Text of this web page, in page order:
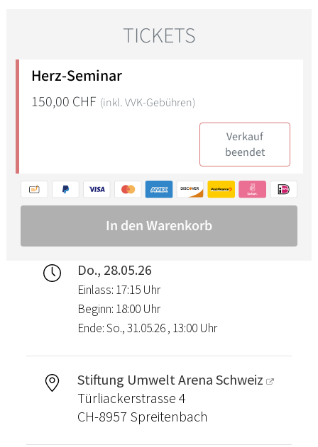
Do., 28.05.26
Einlass: 17:15 Uhr
Beginn: 18:00 Uhr
Ende: So., 31.05.26 , 13:00 Uhr
Stiftung Umwelt Arena Schweiz
Türliackerstrasse 4
CH-8957 Spreitenbach